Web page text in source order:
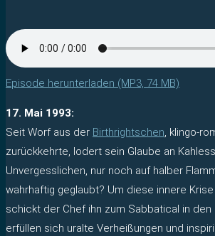
Episode herunterladen (MP3, 74 MB)
17. Mai 1993:
Seit Worf aus der Birthrightschen, klingo-
zurückkehrte, lodert sein Glaube an
Unvergesslichen, nur noch auf halber
wahrhaftig geglaubt? Um diese innere
schickt der Chef ihn zum Sabbatical in den
erfüllen sich uralte Verheißungen und